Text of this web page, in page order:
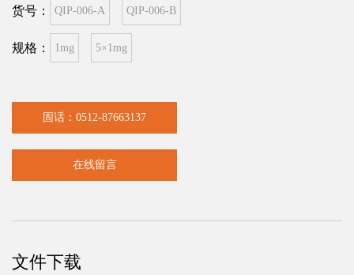
货号： QIP-006-A QIP-006-B
规格： 1mg 5×1mg
固话：0512-87663137
在线留言
文件下载